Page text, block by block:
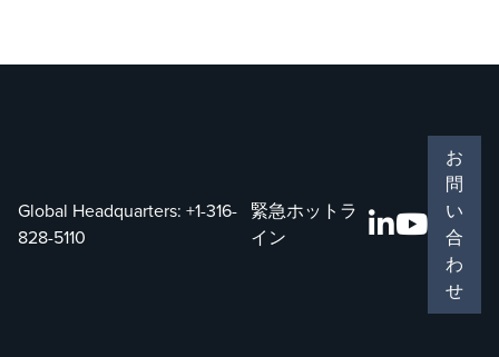
Global Headquarters: +1-316-
828-5110
緊急ホットラ
イン
お
問
い
合
わ
せ